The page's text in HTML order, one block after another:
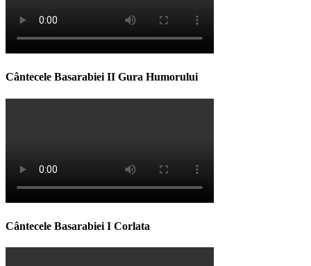
Cântecele Basarabiei II Gura Humorului
Cântecele Basarabiei I Corlata